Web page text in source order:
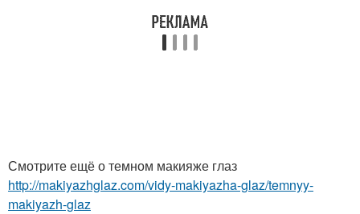
Смотрите ещё о темном макияже глаз
http://makiyazhglaz.com/vidy-makiyazha-glaz/temnyy-
makiyazh-glaz